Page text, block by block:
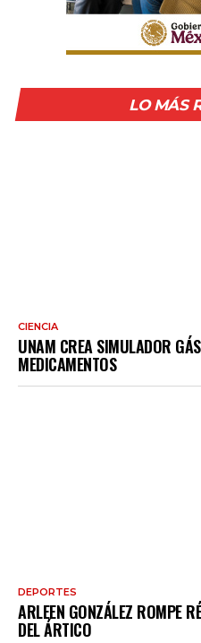
LO MÁS
CIENCIA
UNAM CREA SIMULADOR
MEDICAMENTOS
DEPORTES
ARLEEN GONZÁLEZ ROMPE
DEL ÁRTICO